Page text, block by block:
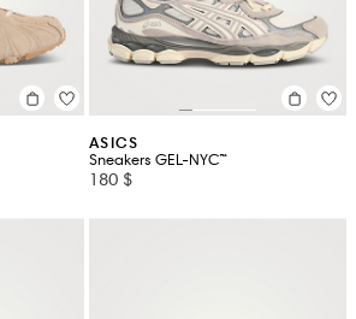
ASICS
Sneakers GEL-NYC™
180 $